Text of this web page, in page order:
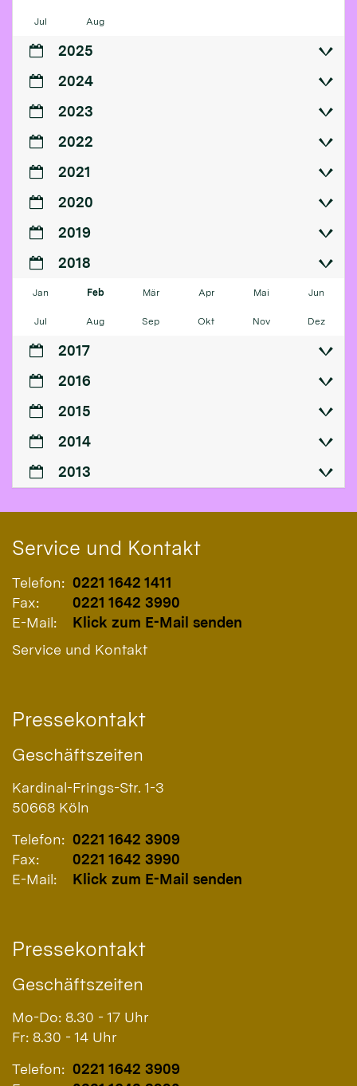
Jul Aug
2025
2024
2023
2022
2021
2020
2019
2018
Jan Feb Mär Apr Mai Jun
Jul Aug Sep Okt Nov Dez
2017
2016
2015
2014
2013
Service und Kontakt
Telefon: 0221 1642 1411
Fax:
0221 1642 3990
E-Mail:
Klick zum E-Mail senden
Service und Kontakt
Pressekontakt
Geschäftszeiten
Kardinal-Frings-Str. 1-3
50668 Köln
Telefon: 0221 1642 3909
Fax:
0221 1642 3990
E-Mail:
Klick zum E-Mail senden
Pressekontakt
Geschäftszeiten
Mo-Do: 8.30 - 17 Uhr
Fr: 8.30 - 14 Uhr
Telefon: 0221 1642 3909